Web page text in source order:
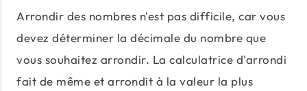
Arrondir des nombres n'est pas difficile, car vous
devez déterminer la décimale du nombre que
vous souhaitez arrondir. La calculatrice d'arrondi
fait de même et arrondit à la valeur la plus